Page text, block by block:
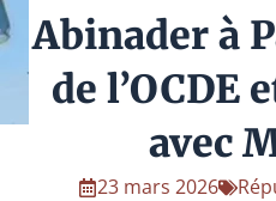
Abinader à
de l’OCDE
avec
23 mars 2026